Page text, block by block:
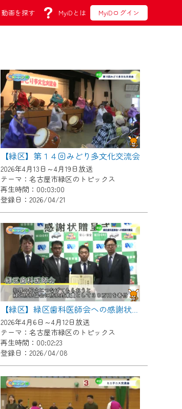
動画を探す MyiDとは MyiDログイン
【緑区】第１４回みどり多文化交流会
2026年4月13日～4月19日放送
テーマ：名古屋市緑区のトピックス
再生時間：00:03:00
登録日：2026/04/21
【緑区】緑区歯科医師会への感謝状贈呈
2026年4月6日～4月12日放送
テーマ：名古屋市緑区のトピックス
再生時間：00:02:23
登録日：2026/04/08